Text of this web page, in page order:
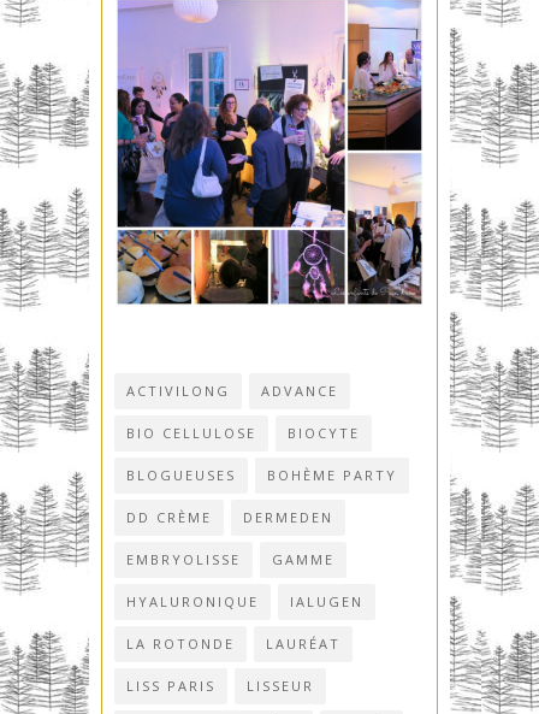
ACTIVILONG ADVANCE
BIO CELLULOSE BIOCYTE
BLOGUEUSES BOHÈME PARTY
DD CRÈME DERMEDEN
EMBRYOLISSE GAMME
HYALURONIQUE IALUGEN
LA ROTONDE LAURÉAT
LISS PARIS LISSEUR